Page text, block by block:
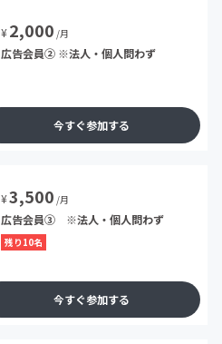
¥2,000 /月
広告会員② ※法人・個人問わず
今すぐ参加する
¥3,500 /月
広告会員③ ※法人・個人問わず
残り10名
今すぐ参加する